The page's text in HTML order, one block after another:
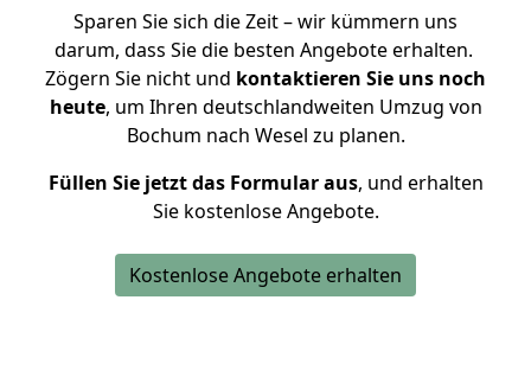
Sparen Sie sich die Zeit – wir kümmern uns
darum, dass Sie die besten Angebote erhalten.
Zögern Sie nicht und kontaktieren Sie uns noch
heute, um Ihren deutschlandweiten Umzug von
Bochum nach Wesel zu planen.
Füllen Sie jetzt das Formular aus, und erhalten
Sie kostenlose Angebote.
Kostenlose Angebote erhalten